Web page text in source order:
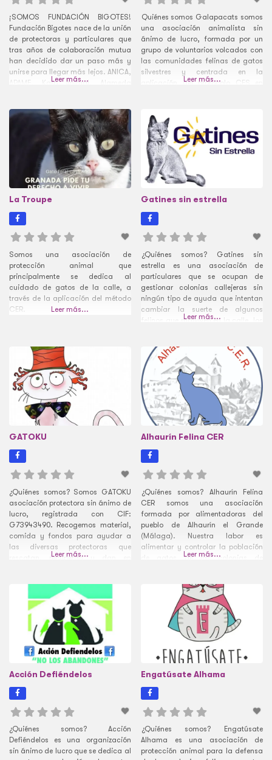
¡SOMOS FUNDACIÓN BIGOTES!
Fundación Bigotes nace de la unión
de protectoras y particulares que
tras años de colaboración mutua
han decidido dar un paso más y
unirse para llegar más lejos. ANICA,
APAME, Karp Animal, Alameda
unimos como fundación, pasando
a ser una única entidad. También
lo hace la Asociación Neko Madrid
Leer más...
Quiénes somos Galapacats somos
una asociación animalista sin
ánimo de lucro, formada por un
grupo de voluntarios volcados con
las comunidades felinas de gatos
silvestres y centrada en la
aplicación del protocolo CES en
responsable. Nuestra filosofía de
trabajo se basa en la aplicación
del Protocolo CES (capturar-
Esterilizar-Soltar) como método de
gestión de
Leer más...
La Troupe
Somos una asociación de
protección animal que
principalmente se dedica al
cuidado de gatos de la calle, a
través de la aplicación del método
CER.
Leer más...
Gatines sin estrella
¿Quiénes somos? Gatines sin
estrella es una asociación de
particulares que se ocupan de
gestionar colonias callejeras sin
ningún tipo de ayuda que intentan
cambiar la suerte de algunos
felinos que malviven en la calle, los
además de llevarlos al veterinario
cuando es necesario. Ya hemos
avanzado mucho pero como las
hembras que faltan
Leer más...
GATOKU
¿Quiénes somos? Somos GATOKU
asociación protectora sin ánimo de
lucro, registrada con CIF:
G73943490. Recogemos material,
comida y fondos para ayudar a
las diversas protectoras que
rescatan, recuperan y dan en
recoger material y alimento, hacer
cursos, talleres, eventos,
mercadillos, pequeños proyectos y
manualidades de diseño propio
para poder recaudar
Leer más...
Alhaurín Felina CER
¿Quiénes somos? Alhaurín Felina
CER somos una asociación
formada por alimentadoras del
pueblo de Alhaurín el Grande
(Málaga). Nuestra labor es
alimentar y controlar la población
de gatos de las colonias de
podemos mirar a otro lado, a veces
tenemos que coger gatos que
encontramos en malas condiciones
Leer más...
Acción Defiéndelos
¿Quiénes somos? Acción
Defiéndelos es una organización
sin ánimo de lucro que se dedica al
Engatúsate Alhama
¿Quiénes somos? Engatúsate
Alhama es una asociación de
protección animal para la defensa